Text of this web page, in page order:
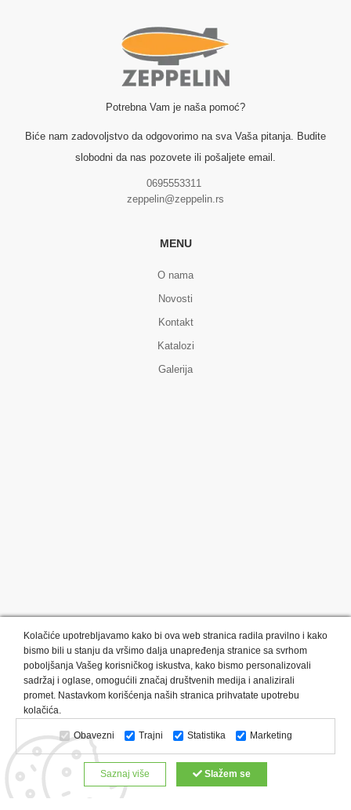
Potrebna Vam je naša pomoć?
Biće nam zadovoljstvo da odgovorimo na sva Vaša pitanja. Budite
slobodni da nas pozovete ili pošaljete email.
0695553311
zeppelin@zeppelin.rs
MENU
O nama
Novosti
Kontakt
Katalozi
Galerija
Kategorije proizvoda: Olovke i markeri
Privesci i trakice
Upaljači
USB Tehnologija Tekstil
Kačketi i kape
Notesi i rokovnici
Kancelarija Satovi
Kišobrani
Torbe i putovanja
Kuhinjski setovi
Alati i oprema
Relaksacija, lepota i zdravlje
Kalendari
Custom proizvodi
Digitalna štampa
Kolačiće upotrebljavamo kako bi ova web stranica radila pravilno i kako
bismo bili u stanju da vršimo dalja unapređenja stranice sa svrhom
poboljšanja Vašeg korisničkog iskustva, kako bismo personalizovali
sadržaj i oglase, omogućili značaj društvenih medija i analizirali
promet. Nastavkom korišćenja naših stranica prihvatate upotrebu
kolačića.
Obavezni Trajni Statistika Marketing
Saznaj više Slažem se